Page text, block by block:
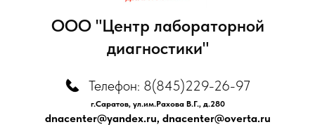
ООО "Центр лабораторной
диагностики"
Телефон: 8(845)229-26-97
г.Саратов, ул.им.Рахова В.Г., д.280
dnacenter@yandex.ru, dnacenter@overta.ru